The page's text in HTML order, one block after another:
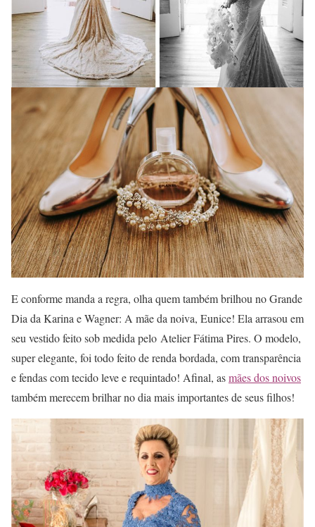
E conforme manda a regra, olha quem também brilhou no Grande
Dia da Karina e Wagner: A mãe da noiva, Eunice! Ela arrasou em
seu vestido feito sob medida pelo Atelier Fátima Pires. O modelo,
super elegante, foi todo feito de renda bordada, com transparência
e fendas com tecido leve e requintado! Afinal, asmães dos noivos
também merecem brilhar no dia mais importantes de seus filhos!